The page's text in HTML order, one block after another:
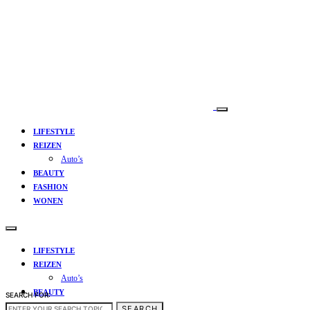
LIFESTYLE
REIZEN
Auto’s
BEAUTY
FASHION
WONEN
LIFESTYLE
REIZEN
Auto’s
BEAUTY
FASHION
SEARCH FOR: